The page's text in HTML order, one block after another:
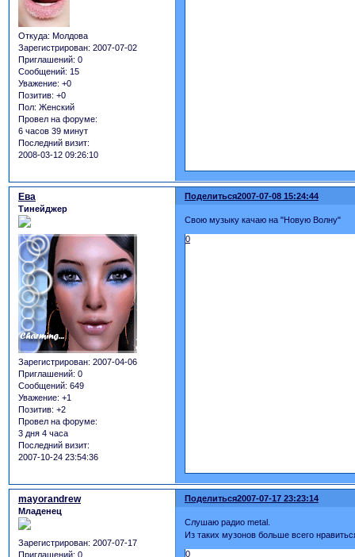
Откуда: Молдова
Зарегистрирован: 2007-07-02
Приглашений: 0
Сообщений: 15
Уважение: +0
Позитив: +0
Пол: Женский
Провел на форуме:
6 часов 39 минут
Последний визит:
2008-03-12 09:26:10
Поделиться2007-07-08 15:24:44
Ева
Тинейджер
Зарегистрирован: 2007-04-06
Приглашений: 0
Сообщений: 649
Уважение: +1
Позитив: +2
Провел на форуме:
3 дня 4 часа
Последний визит:
2007-10-24 23:54:36
Свою музыку качаю на "Новую Волну"
0
Поделиться2007-07-17 23:23:14
mayorandrew
Младенец
Зарегистрирован: 2007-07-17
Приглашений: 0
Слушаю радио metal.
Из таких музонов больше всего
0